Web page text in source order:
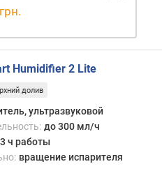
грн.
Humidifier 2 Lite
долив
ультразвуковой
до 300 мл/ч
ч работы
вращение испарителя